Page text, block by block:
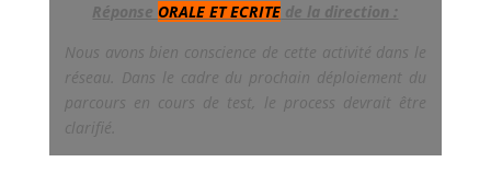
RéponseORALE ET ECRITE de la direction :
Nous avons bien conscience de cette activité dans le
réseau. Dans le cadre du prochain déploiement du
parcours en cours de test, le process devrait être
clarifié.